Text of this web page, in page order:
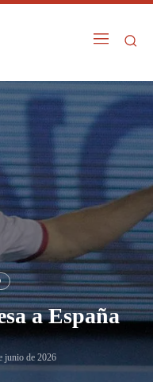
a España
junio de 2026